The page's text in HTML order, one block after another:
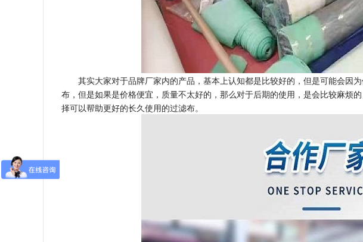
其实大家对于品牌厂家内的产品，基本上认知都是比较好的，但是可能会因
布，但是如果是价格便宜，质量不太好的，那么对于后期的使用，是会比较麻烦
择可以帮助更好的长久使用的过滤布。